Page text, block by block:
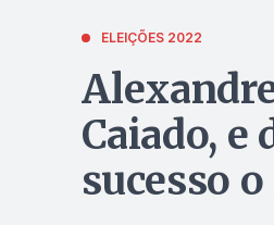
ELEIÇÕES 2022
Caiado, e
sucesso